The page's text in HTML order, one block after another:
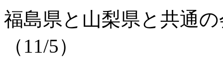
福島県と山梨県と共通
（11/5）